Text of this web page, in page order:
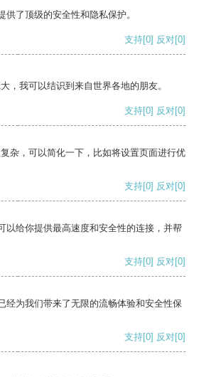
了顶级的安全性和隐私保护。
支持[0] 反对[0]
，我可以结识到来自世界各地的朋友。
支持[0] 反对[0]
杂，可以简化一下，比如将设置页面进行优
支持[0] 反对[0]
以给你提供最高速度和安全性的连接，并帮
支持[0] 反对[0]
经为我们带来了无限的流畅体验和安全性保
支持[0] 反对[0]